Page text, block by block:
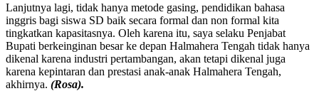
Lanjutnya lagi, tidak hanya metode gasing, pendidikan bahasa
inggris bagi siswa SD baik secara formal dan non formal kita
tingkatkan kapasitasnya. Oleh karena itu, saya selaku Penjabat
Bupati berkeinginan besar ke depan Halmahera Tengah tidak hanya
dikenal karena industri pertambangan, akan tetapi dikenal juga
karena kepintaran dan prestasi anak-anak Halmahera Tengah,
akhirnya. (Rosa).